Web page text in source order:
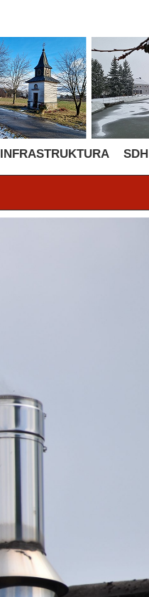
INFRASTRUKTURA SDH